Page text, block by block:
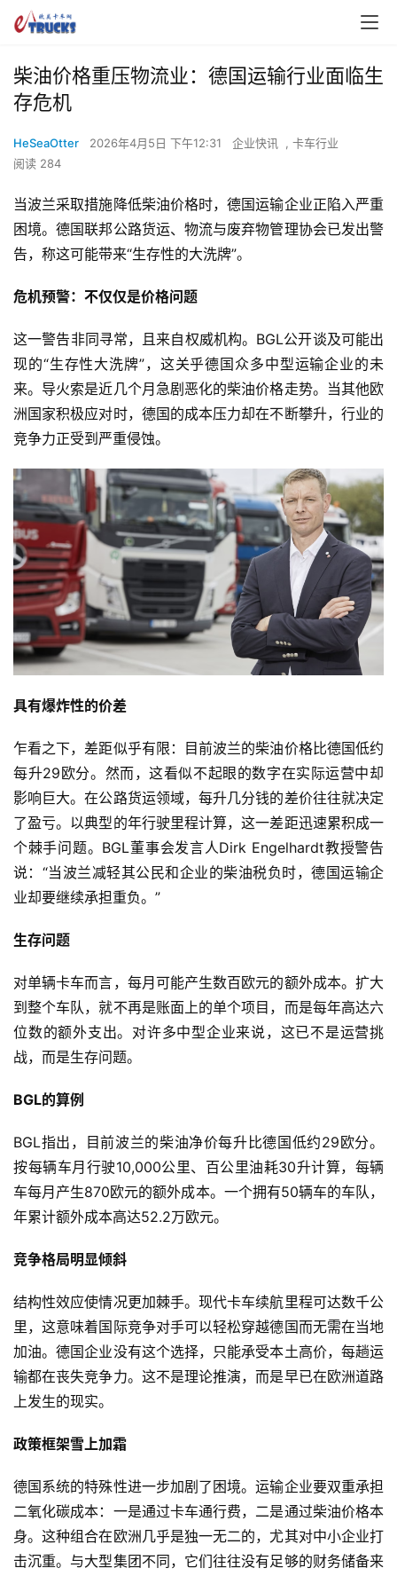
首
页
柴油价格重压物流业：德国运输行业面临生
存危机
HeSeaOtter 2026年4月5日 下午12:31 企业快讯 , 卡车行业
阅读 284
当波兰采取措施降低柴油价格时，德国运输企业正陷入严重
困境。德国联邦公路货运、物流与废弃物管理协会已发出警
告，称这可能带来“生存性的大洗牌”。
危机预警：不仅仅是价格问题
这一警告非同寻常，且来自权威机构。BGL公开谈及可能出
现的“生存性大洗牌”，这关乎德国众多中型运输企业的未
来。导火索是近几个月急剧恶化的柴油价格走势。当其他欧
洲国家积极应对时，德国的成本压力却在不断攀升，行业的
竞争力正受到严重侵蚀。
具有爆炸性的价差
乍看之下，差距似乎有限：目前波兰的柴油价格比德国低约
每升29欧分。然而，这看似不起眼的数字在实际运营中却
影响巨大。在公路货运领域，每升几分钱的差价往往就决定
了盈亏。以典型的年行驶里程计算，这一差距迅速累积成一
个棘手问题。BGL董事会发言人Dirk Engelhardt教授警告
说：“当波兰减轻其公民和企业的柴油税负时，德国运输企
业却要继续承担重负。”
生存问题
对单辆卡车而言，每月可能产生数百欧元的额外成本。扩大
到整个车队，就不再是账面上的单个项目，而是每年高达六
位数的额外支出。对许多中型企业来说，这已不是运营挑
战，而是生存问题。
BGL的算例
BGL指出，目前波兰的柴油净价每升比德国低约29欧分。
按每辆车月行驶10,000公里、百公里油耗30升计算，每辆
车每月产生870欧元的额外成本。一个拥有50辆车的车队，
年累计额外成本高达52.2万欧元。
竞争格局明显倾斜
结构性效应使情况更加棘手。现代卡车续航里程可达数千公
里，这意味着国际竞争对手可以轻松穿越德国而无需在当地
加油。德国企业没有这个选择，只能承受本土高价，每趟运
输都在丧失竞争力。这不是理论推演，而是早已在欧洲道路
上发生的现实。
政策框架雪上加霜
德国系统的特殊性进一步加剧了困境。运输企业要双重承担
二氧化碳成本：一是通过卡车通行费，二是通过柴油价格本
身。这种组合在欧洲几乎是独一无二的，尤其对中小企业打
击沉重。与大型集团不同，它们往往没有足够的财务储备来